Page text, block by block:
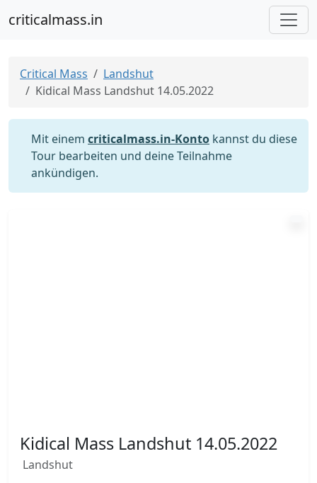
criticalmass.in
Critical Mass
Landshut
Kidical Mass Landshut 14.05.2022
Mit einem criticalmass.in-Konto kannst du diese
Tour bearbeiten und deine Teilnahme
ankündigen.
Kidical Mass Landshut 14.05.2022
Landshut